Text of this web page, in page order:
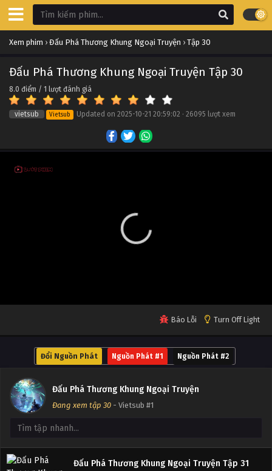
Xem phim › Đấu Phá Thương Khung Ngoại Truyện › Tập 30
Đấu Phá Thương Khung Ngoại Truyện Tập 30
8.0 điểm / 1 lượt đánh giá
vietsub Vietsub Updated on 2025-10-21 20:59:02 · 26095 lượt xem
Báo Lỗi Turn Off Light
Đổi Nguồn Phát Nguồn Phát #1 Nguồn Phát #2
Đấu Phá Thương Khung Ngoại Truyện
Đang xem tập 30 - Vietsub #1
Đấu Phá Thương Khung Ngoại Truyện Tập 40
Tập 40
Đấu Phá Thương Khung Ngoại Truyện Tập 39
Tập 39
Đấu Phá Thương Khung Ngoại Truyện Tập 36
Đấu Phá Thương Khung Ngoại Truyện Tập 34
Đấu Phá Thương Khung Ngoại Truyện Tập 33
Tập 32
Đấu Phá Thương Khung Ngoại Truyện Tập 31